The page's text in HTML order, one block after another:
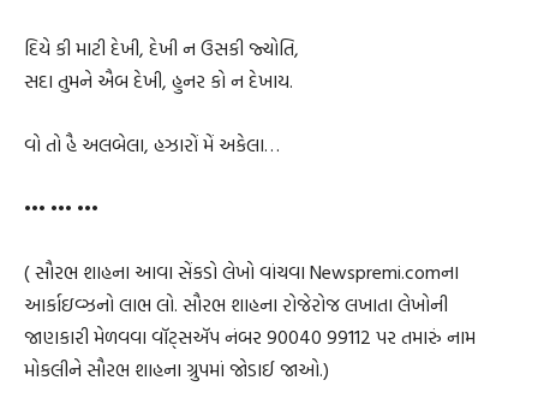
દિયે કી માટી દેખી, દેખી ન ઉસકી જ્યોતિ,
સદા તુમને ઐબ દેખી, હુનર કો ન દેખાય.
વો તો હૈ અલબેલા, હઝારોં મેં અકેલા…
••• ••• •••
( સૌરભ શાહના આવા સેંકડો લેખો વાંચવા Newspremi.comના
આર્કાઇવ્ઝનો લાભ લો. સૌરભ શાહના રોજેરોજ લખાતા લેખોની
જાણકારી મેળવવા વૉટ્સઍપ નંબર 90040 99112 પર તમારું નામ
મોકલીને સૌરભ શાહના ગ્રુપમાં જોડાઈ જાઓ.)